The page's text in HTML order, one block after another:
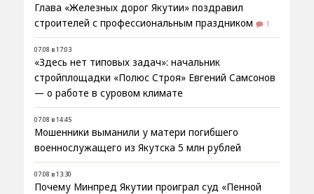
Глава «Железных дорог Якутии» поздравил
строителей с профессиональным праздником
1
07.08 в 17:03
«Здесь нет типовых задач»: начальник
стройплощадки «Полюс Строя» Евгений Самсонов
— о работе в суровом климате
07.08 в 14:45
Мошенники выманили у матери погибшего
военнослужащего из Якутска 5 млн рублей
07.08 в 13:30
Почему Минпред Якутии проиграл суд «Пенной